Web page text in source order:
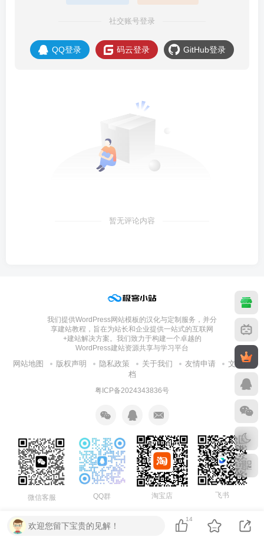
社交账号登录
QQ登录 码云登录 GitHub登录
暂无评论内容
我们提供WordPress网站模板的汉化与定制服务，并分
享建站教程，旨在为站长和企业提供一站式的互联网
+建站解决方案。我们致力于构建一个卓越的
WordPress建站资源共享与学习平台
网站地图 版权声明 隐私政策 关于我们 友情申请
文章归
档
粤ICP备2024343836号
微信客服 QQ群 淘宝店 飞书
欢迎您留下宝贵的见解！
14